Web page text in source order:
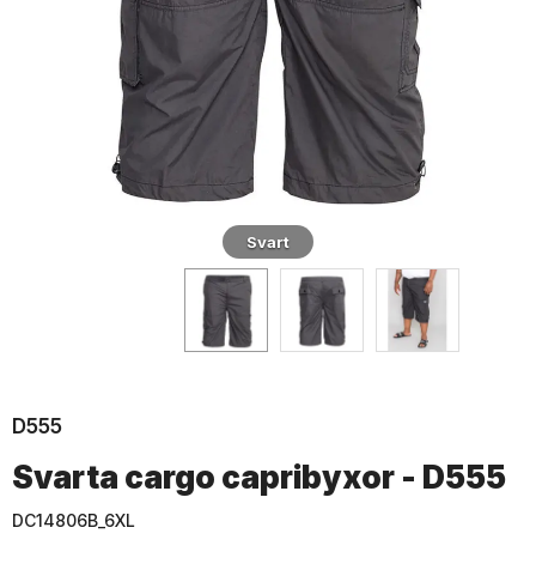
Svart
D555
Svarta cargo capribyxor - D555
DC14806B_6XL